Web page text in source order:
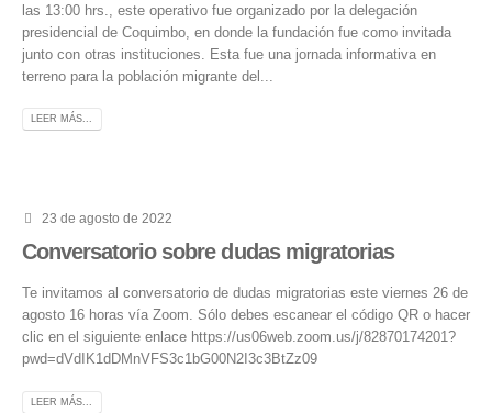
las 13:00 hrs., este operativo fue organizado por la delegación
presidencial de Coquimbo, en donde la fundación fue como invitada
junto con otras instituciones. Esta fue una jornada informativa en
terreno para la población migrante del...
LEER MÁS...
23 de agosto de 2022
Conversatorio sobre dudas migratorias
Te invitamos al conversatorio de dudas migratorias este viernes 26 de
agosto 16 horas vía Zoom. Sólo debes escanear el código QR o hacer
clic en el siguiente enlace https://us06web.zoom.us/j/82870174201?
pwd=dVdIK1dDMnVFS3c1bG00N2I3c3BtZz09
LEER MÁS...